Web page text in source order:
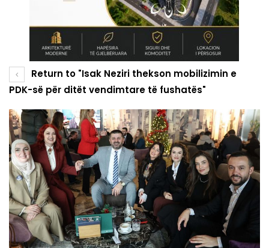
Return to "Isak Neziri thekson mobilizimin e
PDK-së për ditët vendimtare të fushatës"